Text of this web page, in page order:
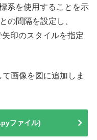
系を使用することを示
の間隔を設定し、
矢印のスタイルを指定
画像を図に追加しま
ファイル)